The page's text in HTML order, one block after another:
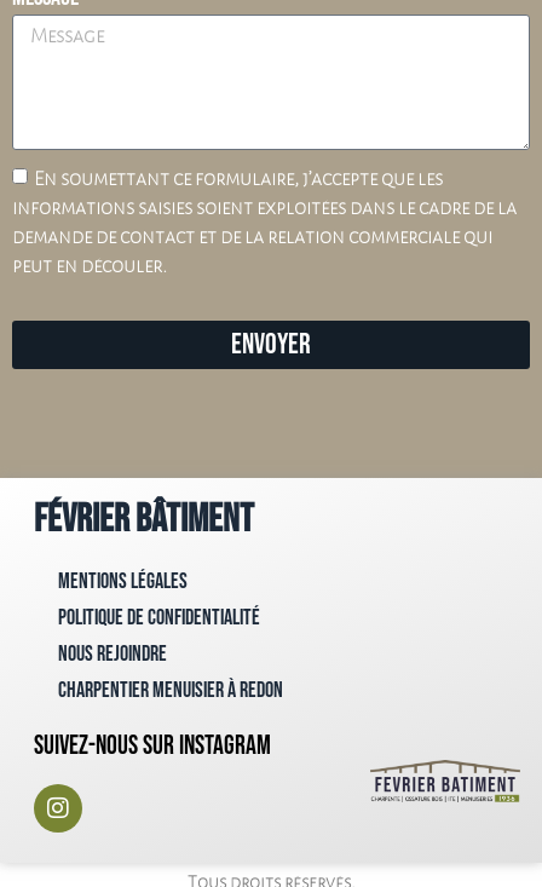
En soumettant ce formulaire, j’accepte que les
informations saisies soient exploitées dans le cadre de la
demande de contact et de la relation commerciale qui
peut en découler.
Envoyer
Février Bâtiment
Mentions Légales
Politique de confidentialité
Nous rejoindre
Charpentier menuisier à Redon
Suivez-nous sur instagram
Tous droits réservés.